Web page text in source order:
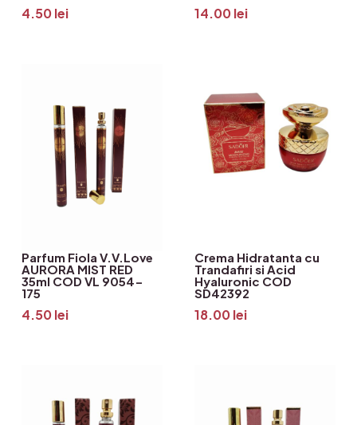
4.50lei 14.00lei
Parfum Fiola V.V.Love
AURORA MIST RED
35ml COD VL 9054-
175
4.50lei
Crema Hidratanta cu
Trandafiri si Acid
Hyaluronic COD
SD42392
18.00lei